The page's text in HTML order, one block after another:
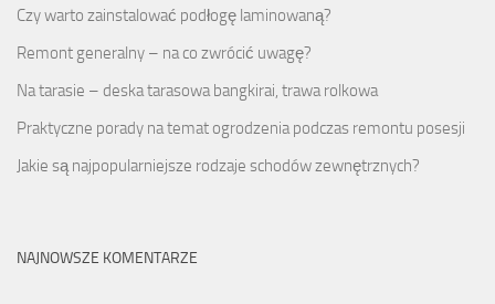
Czy warto zainstalować podłogę laminowaną?
Remont generalny – na co zwrócić uwagę?
Na tarasie – deska tarasowa bangkirai, trawa rolkowa
Praktyczne porady na temat ogrodzenia podczas remontu posesji
Jakie są najpopularniejsze rodzaje schodów zewnętrznych?
NAJNOWSZE KOMENTARZE